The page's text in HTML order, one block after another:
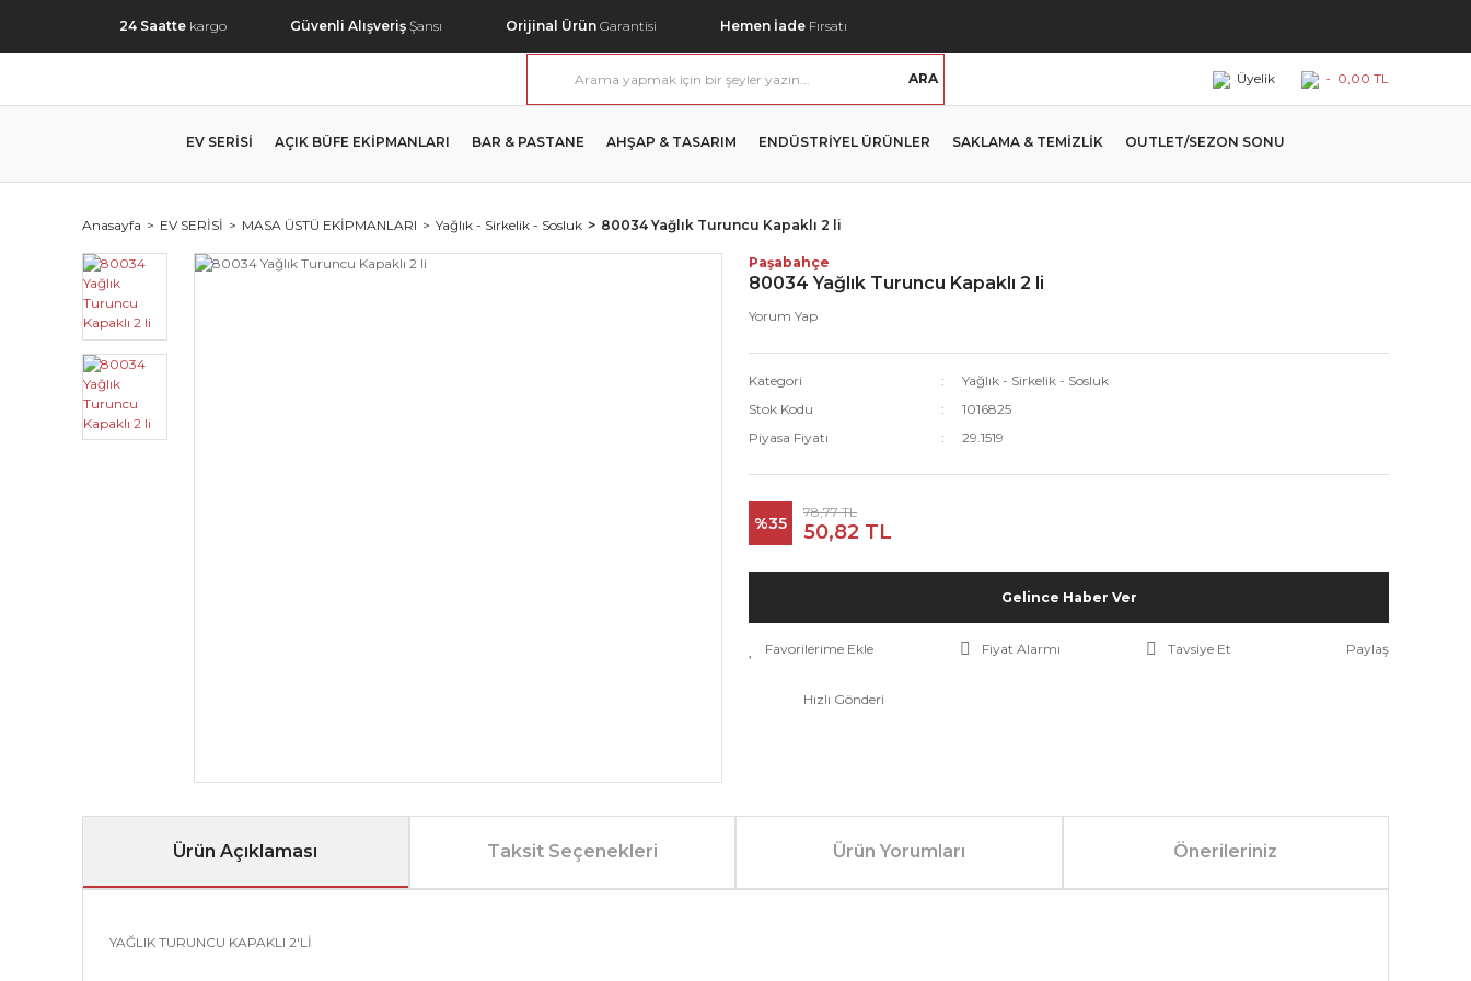
24 Saatte kargo Güvenli Alışveriş Şansı Orijinal Ürün Garantisi Hemen İade Fırsatı
ARA Üyelik - 0,00 TL
EV SERİSİ AÇIK BÜFE EKİPMANLARI BAR & PASTANE AHŞAP & TASARIM ENDÜSTRİYEL ÜRÜNLER SAKLAMA & TEMİZLİK OUTLET/SEZON SONU
Anasayfa EV SERİSİ MASA ÜSTÜ EKİPMANLARI Yağlık - Sirkelik - Sosluk 80034 Yağlık Turuncu Kapaklı 2 li
Paşabahçe
80034 Yağlık Turuncu Kapaklı 2 li
Yorum Yap
Kategori
Yağlık - Sirkelik - Sosluk
Stok Kodu
1016825
Piyasa Fiyatı
29.1519
%35
78,77 TL
50,82 TL
Gelince Haber Ver
Fiyat Alarmı Tavsiye Et Paylaş
Hızlı Gönderi
Ürün Açıklaması Taksit Seçenekleri Ürün Yorumları Önerileriniz
YAĞLIK TURUNCU KAPAKLI 2'Lİ